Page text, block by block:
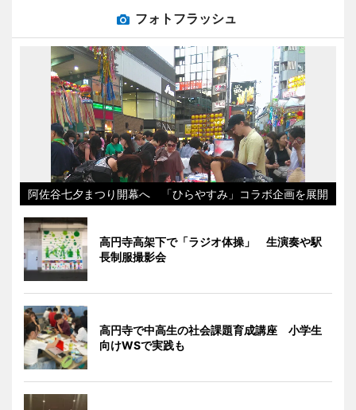
フォトフラッシュ
阿佐谷七夕まつり開幕へ 「ひらやすみ」コラボ企画を展開
高円寺高架下で「ラジオ体操」 生演奏や駅
長制服撮影会
高円寺で中高生の社会課題育成講座 小学生
向けWSで実践も